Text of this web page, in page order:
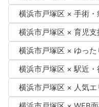
横浜市戸塚区 × 手術
横浜市戸塚区 × 育児支
横浜市戸塚区 × ゆった
横浜市戸塚区 × 駅近・
横浜市戸塚区 × 人気エ